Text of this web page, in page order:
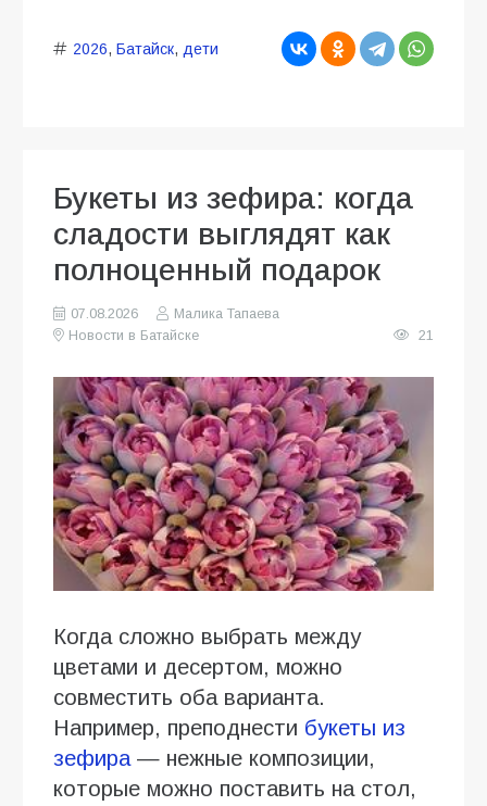
2026, Батайск, дети
Букеты из зефира: когда
сладости выглядят как
полноценный подарок
07.08.2026
Малика Тапаева
Новости в Батайске
21
Когда сложно выбрать между
цветами и десертом, можно
совместить оба варианта.
Например, преподнести букеты из
зефира— нежные композиции,
которые можно поставить на стол,